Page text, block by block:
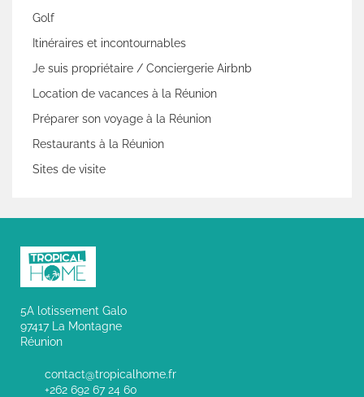
Golf
Itinéraires et incontournables
Je suis propriétaire / Conciergerie Airbnb
Location de vacances à la Réunion
Préparer son voyage à la Réunion
Restaurants à la Réunion
Sites de visite
5A lotissement Galo
97417 La Montagne
Réunion
contact@tropicalhome.fr
+262 692 67 24 60